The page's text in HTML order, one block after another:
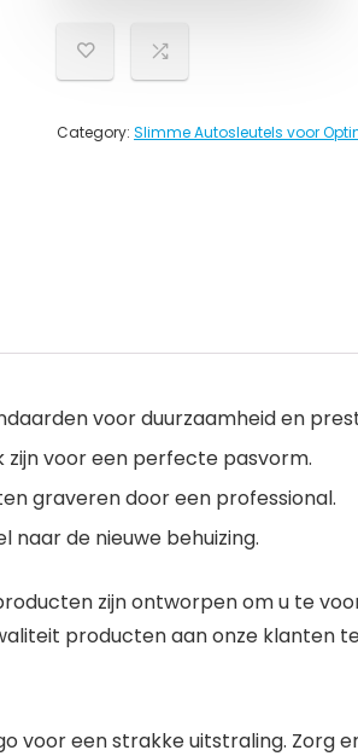
Category: Slimme Autosleutels voor
voor duurzaamheid en
voor een perfecte pasvorm.
graveren door een professional.
naar de nieuwe behuizing.
zijn ontworpen om u te
producten aan onze klanten
voor een strakke uitstraling. Zorg